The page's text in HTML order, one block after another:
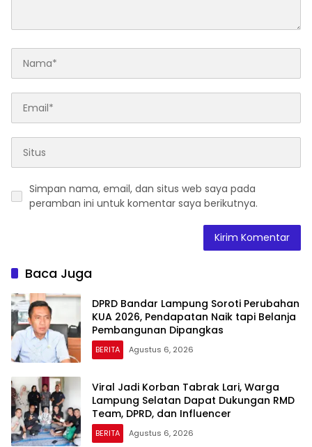
Simpan nama, email, dan situs web saya pada
peramban ini untuk komentar saya berikutnya.
Baca Juga
DPRD Bandar Lampung Soroti Perubahan
KUA 2026, Pendapatan Naik tapi Belanja
Pembangunan Dipangkas
BERITA Agustus 6, 2026
Viral Jadi Korban Tabrak Lari, Warga
Lampung Selatan Dapat Dukungan RMD
Team, DPRD, dan Influencer
BERITA Agustus 6, 2026